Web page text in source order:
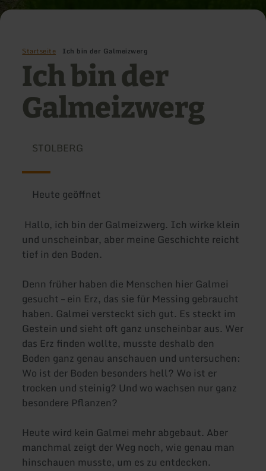
Startseite Ich bin der Galmeizwerg
Ich bin der
Galmeizwerg
STOLBERG
Heute geöffnet
Hallo, ich bin der Galmeizwerg. Ich wirke klein
und unscheinbar, aber meine Geschichte reicht
tief in den Boden.
Denn früher haben die Menschen hier Galmei
gesucht – ein Erz, das sie für Messing gebraucht
haben. Galmei versteckt sich gut. Es steckt im
Gestein und sieht oft ganz unscheinbar aus. Wer
das Erz finden wollte, musste deshalb den
Boden ganz genau anschauen und untersuchen:
Wo ist der Boden besonders hell? Wo ist er
trocken und steinig? Und wo wachsen nur ganz
besondere Pflanzen?
Heute wird kein Galmei mehr abgebaut. Aber
manchmal zeigt der Weg noch, wie genau man
hinschauen musste, um es zu entdecken.